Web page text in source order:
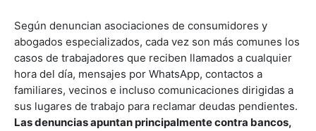
Según denuncian asociaciones de consumidores y
abogados especializados, cada vez son más comunes los
casos de trabajadores que reciben llamados a cualquier
hora del día, mensajes por WhatsApp, contactos a
familiares, vecinos e incluso comunicaciones dirigidas a
sus lugares de trabajo para reclamar deudas pendientes.
Las denuncias apuntan principalmente contra bancos,